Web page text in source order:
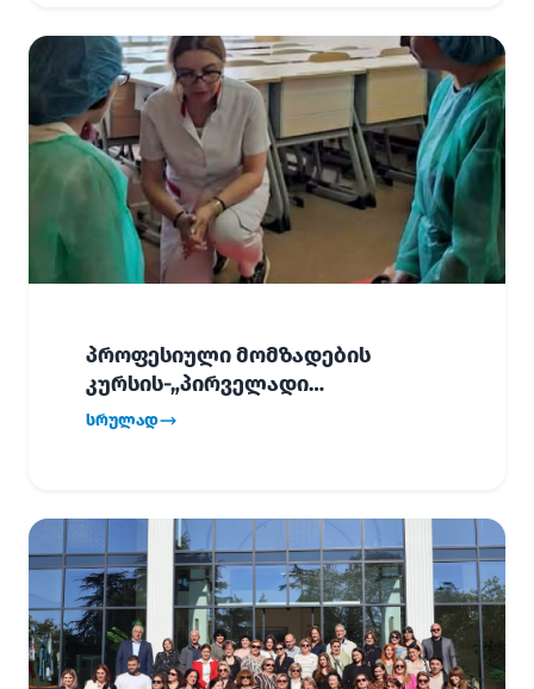
პროფესიული მომზადების
კურსის-„პირველადი
გადაუდებელი დახმარება“,
სრულად